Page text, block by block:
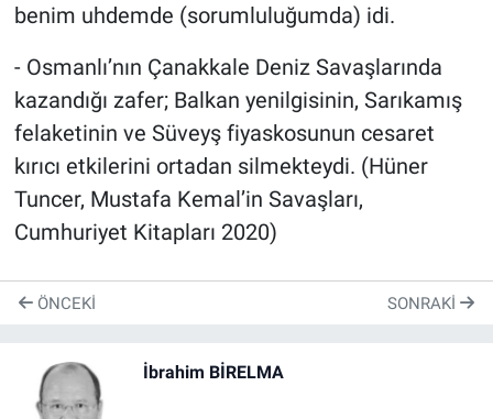
benim uhdemde (sorumluluğumda) idi.
- Osmanlı’nın Çanakkale Deniz Savaşlarında
kazandığı zafer; Balkan yenilgisinin, Sarıkamış
felaketinin ve Süveyş fiyaskosunun cesaret
kırıcı etkilerini ortadan silmekteydi. (Hüner
Tuncer, Mustafa Kemal’in Savaşları,
Cumhuriyet Kitapları 2020)
ÖNCEKI SONRAKI
İbrahim BİRELMA